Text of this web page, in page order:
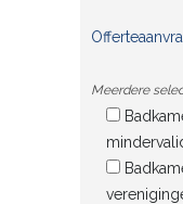
Meerdere